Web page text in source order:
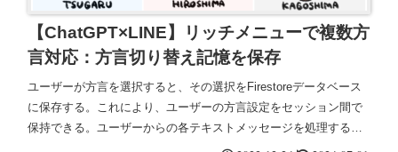
【ChatGPT×LINE】リッチメニューで複数方
言対応：方言切り替え記憶を保存
ユーザーが方言を選択すると、その選択をFirestoreデータベース
に保存する。これにより、ユーザーの方言設定をセッション間で
保持できる。ユーザーからの各テキストメッセージを処理する際
に、データベースからユーザーの現在の方言設定を取得し、それ